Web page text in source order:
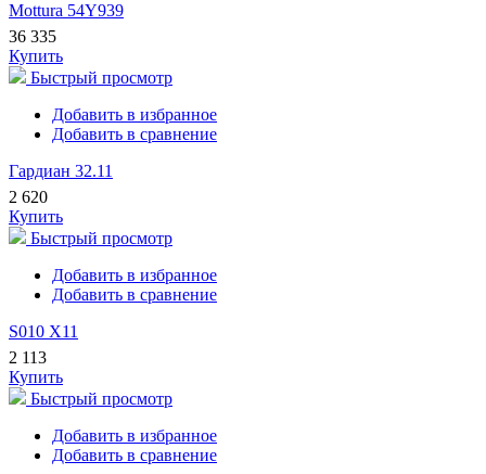
Mottura 54Y939
36 335
Купить
Быстрый просмотр
Добавить в избранное
Добавить в сравнение
Гардиан 32.11
2 620
Купить
Быстрый просмотр
Добавить в избранное
Добавить в сравнение
S010 X11
2 113
Купить
Быстрый просмотр
Добавить в избранное
Добавить в сравнение